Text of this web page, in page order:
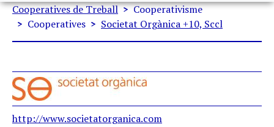
Fil d'ariadna
Cooperatives de Treball
Cooperativisme
Cooperatives
Societat Orgànica +10, Sccl
http://www.societatorganica.com